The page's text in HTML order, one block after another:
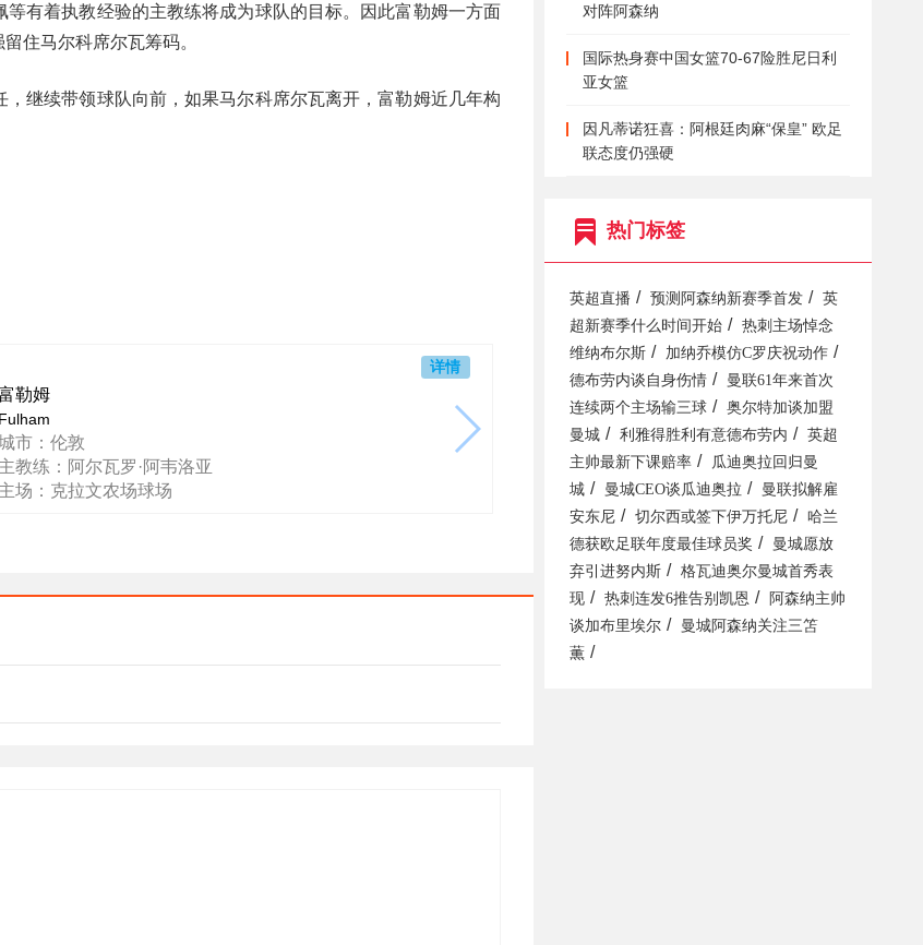
有着执教经验的主教练将成为球队的目标。因此富勒姆一方面
住马尔科席尔瓦筹码。
继续带领球队向前，如果马尔科席尔瓦离开，富勒姆近几年构
详情
勒姆
Fulham
市：伦敦
主教练：阿尔瓦罗·阿韦洛亚
主场：克拉文农场球场
对阵阿森纳
国际热身赛中国女篮70-67险胜尼日利
亚女篮
因凡蒂诺狂喜：阿根廷肉麻“保皇” 欧足
联态度仍强硬
热门标签
英超直播 / 预测阿森纳新赛季首发 /
英
超新赛季什么时间开始 /
热刺主场悼念
维纳布尔斯 / 加纳乔模仿C罗庆祝动作 /
德布劳内谈自身伤情 /
曼联61年来首次
连续两个主场输三球 /
奥尔特加谈加盟
曼城 / 利雅得胜利有意德布劳内 /
英超
主帅最新下课赔率 /
瓜迪奥拉回归曼
城 / 曼城CEO谈瓜迪奥拉 /
曼联拟解雇
安东尼 / 切尔西或签下伊万托尼 /
哈兰
德获欧足联年度最佳球员奖 /
曼城愿放
弃引进努内斯 /
格瓦迪奥尔曼城首秀表
现 / 热刺连发6推告别凯恩 /
阿森纳主帅
谈加布里埃尔 /
曼城阿森纳关注三笘
薫 /